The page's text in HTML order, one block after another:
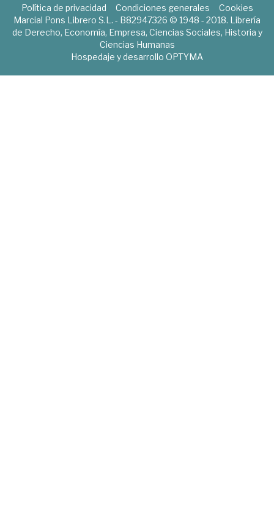
Política de privacidad Condiciones generales
Cookies
Marcial Pons Librero S.L. - B82947326 © 1948 - 2018. Librería
de Derecho, Economía, Empresa, Ciencias Sociales, Historia y
Ciencias Humanas
Hospedaje y desarrollo OPTYMA